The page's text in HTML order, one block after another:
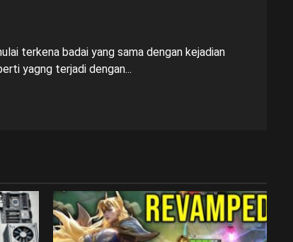
terkena badai yang sama dengan kejadian
yagng terjadi dengan...